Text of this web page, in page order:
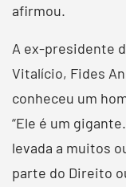
afirmou.
A ex-presidente
Vitalício, Fides
conheceu um
“Ele é um
levada a muitos
parte do Direito